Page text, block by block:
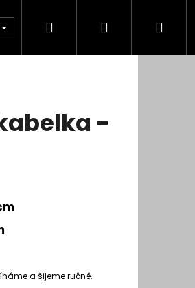
Hledat Přihlášení
-
a šijeme ručně.